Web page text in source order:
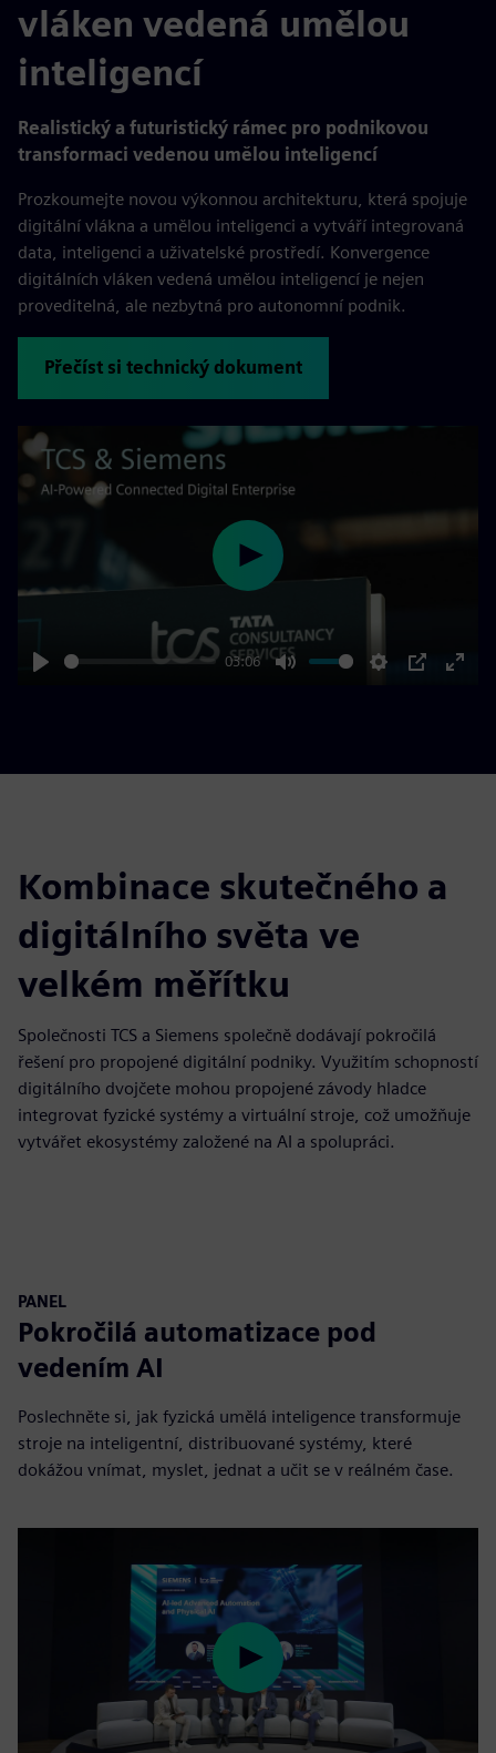
vláken vedená umělou
inteligencí
Realistický a futuristický rámec pro podnikovou
transformaci vedenou umělou inteligencí
Prozkoumejte novou výkonnou architekturu, která spojuje
digitální vlákna a umělou inteligenci a vytváří integrovaná
data, inteligenci a uživatelské prostředí. Konvergence
digitálních vláken vedená umělou inteligencí je nejen
proveditelná, ale nezbytná pro autonomní podnik.
Přečíst si technický dokument
03:06
Play
Kombinace skutečného a
digitálního světa ve
velkém měřítku
Společnosti TCS a Siemens společně dodávají pokročilá
řešení pro propojené digitální podniky. Využitím schopností
digitálního dvojčete mohou propojené závody hladce
integrovat fyzické systémy a virtuální stroje, což umožňuje
vytvářet ekosystémy založené na AI a spolupráci.
PANEL
Pokročilá automatizace pod
vedením AI
Poslechněte si, jak fyzická umělá inteligence transformuje
stroje na inteligentní, distribuované systémy, které
dokážou vnímat, myslet, jednat a učit se v reálném čase.
Play